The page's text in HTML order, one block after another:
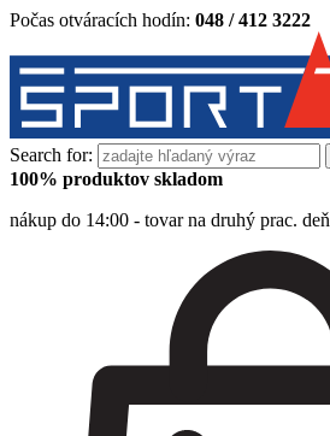
Počas otváracích hodín: 048 / 412 3222
Search for:
100% produktov skladom
nákup do 14:00 - tovar na druhý prac. deň